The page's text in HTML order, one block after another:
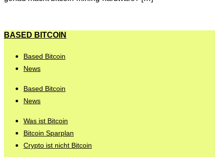
BASED BITCOIN
Based Bitcoin
News
Based Bitcoin
News
Was ist Bitcoin
Bitcoin Sparplan
Crypto ist nicht Bitcoin